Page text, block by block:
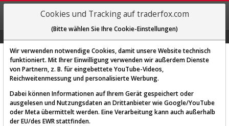
REGIS-
TRIEREN
Diese Funktion ist nur für
Cookies und Tracking auf traderfox.com
(Bitte wählen Sie Ihre Cookie-Einstellungen)
Wir verwenden notwendige Cookies, damit unsere Website technisch
funktioniert. Mit Ihrer Einwilligung verwenden wir außerdem Dienste
von Partnern, z. B. für eingebettete YouTube-Videos,
Reichweitenmessung und personalisierte Werbung.
Dabei können Informationen auf Ihrem Gerät gespeichert oder
ausgelesen und Nutzungsdaten an Drittanbieter wie Google/YouTube
oder Meta übermittelt werden. Eine Verarbeitung kann auch außerhalb
der EU/des EWR stattfinden.